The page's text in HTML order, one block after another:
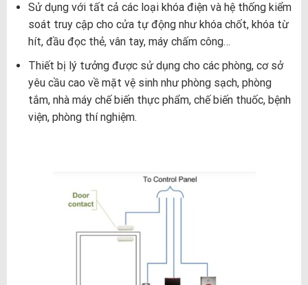
Sử dụng với tất cả các loại khóa điện và hệ thống kiểm
soát truy cập cho cửa tự động như khóa chốt, khóa từ
hít, đầu đọc thẻ, vân tay, máy chấm công…
Thiết bị lý tưởng được sử dụng cho các phòng, cơ sở
yêu cầu cao về mặt vệ sinh như phòng sạch, phòng
tắm, nhà máy chế biến thực phẩm, chế biến thuốc, bệnh
viện, phòng thí nghiệm.